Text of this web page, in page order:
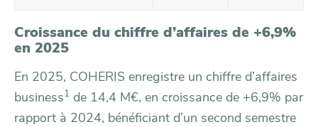
Croissance du chiffre d’affaires de +6,9%
en 2025
En 2025, COHERIS enregistre un chiffre d’affaires
business1 de 14,4 M€, en croissance de +6,9% par
rapport à 2024, bénéficiant d’un second semestre